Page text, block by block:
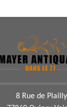
8 Rue de Plailly